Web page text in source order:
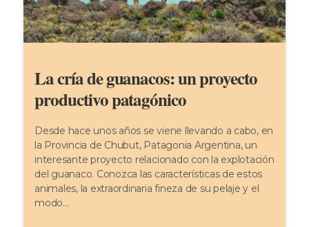
La cría de guanacos: un proyecto
productivo patagónico
Desde hace unos años se viene llevando a cabo, en
la Provincia de Chubut, Patagonia Argentina, un
interesante proyecto relacionado con la explotación
del guanaco. Conozca las características de estos
animales, la extraordinaria fineza de su pelaje y el
modo...